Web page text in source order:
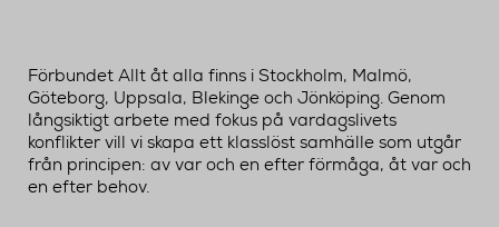
Förbundet Allt åt alla finns i Stockholm, Malmö,
Göteborg, Uppsala, Blekinge och Jönköping. Genom
långsiktigt arbete med fokus på vardagslivets
konflikter vill vi skapa ett klasslöst samhälle som utgår
från principen: av var och en efter förmåga, åt var och
en efter behov.